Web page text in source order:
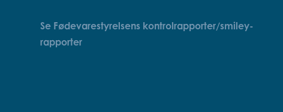
Se Fødevarestyrelsens kontrolrapporter/smiley-
rapporter